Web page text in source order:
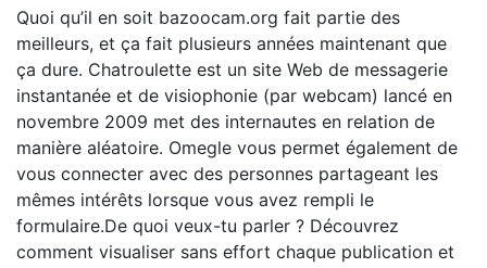
Quoi qu’il en soit bazoocam.org fait partie des
meilleurs, et ça fait plusieurs années maintenant que
ça dure. Chatroulette est un site Web de messagerie
instantanée et de visiophonie (par webcam) lancé en
novembre 2009 met des internautes en relation de
manière aléatoire. Omegle vous permet également de
vous connecter avec des personnes partageant les
mêmes intérêts lorsque vous avez rempli le
formulaire.De quoi veux-tu parler ? Découvrez
comment visualiser sans effort chaque publication et